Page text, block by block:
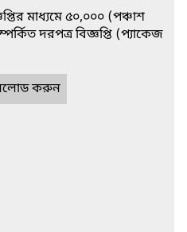
মাধ্যমে ৫০,০০০ (পঞ্চাশ
দরপত্র বিজ্ঞপ্তি (প্যাকেজ
করুন